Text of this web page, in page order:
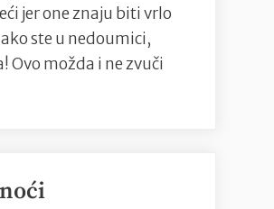
čuti?
jer one znaju biti vrlo
ste u nedoumici,
Ovo možda i ne zvuči